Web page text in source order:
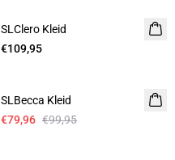
SLClero Kleid
€109,95
SLBecca Kleid
€79,96 €99,95